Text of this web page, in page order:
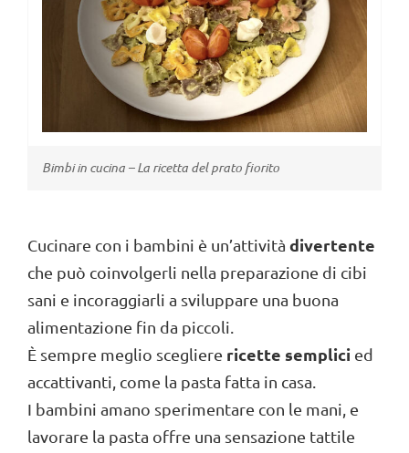
Cucinare con i bambini è un’attività divertente
che può coinvolgerli nella preparazione di cibi
sani e incoraggiarli a sviluppare una buona
alimentazione fin da piccoli.
È sempre meglio scegliere ricette semplici ed
accattivanti, come la pasta fatta in casa.
I bambini amano sperimentare con le mani, e
lavorare la pasta offre una sensazione tattile